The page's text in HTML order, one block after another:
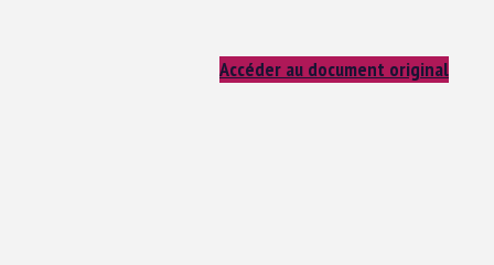
Accéder au document original